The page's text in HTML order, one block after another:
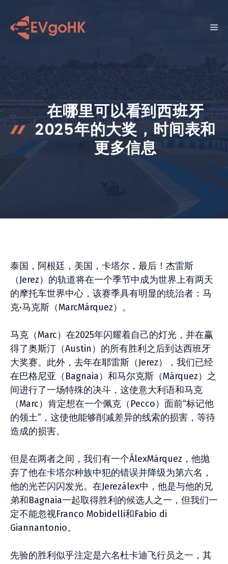
菜
在哪里可以看到西班牙
2025年的大奖，时间表和
更多信息
泰国，阿根廷，美国，卡塔尔，最后！杰雷斯
（Jerez）的轨道将在一个季节中成为世界上有两天
的摩托车世界中心，该赛季具有明显的统治者：马
克·马克斯（MarcMárquez）。
马克（Marc）在2025年闪耀着自己的灯光，并在赢
得了奥斯汀（Austin）的所有胜利之后到达西班牙
大奖赛。此外，去年在耶雷斯（Jerez），我们已经
在巴格尼亚（Bagnaia）和马尔克斯（Márquez）之
间进行了一场特殊的决斗，这使意大利语和马克
（Marc）肯定想在一个佩克（Pecco）面前“标记他
的领土”，这使他能够削减差异的线索的损害，等待
造成的损害。
但是在两者之间，我们有一个ÁlexMárquez，他抛
弃了他在卡塔尔种族中犯的错误并降级为第六名，
他的光芒闪闪发光。在Jerezálex中，他是与他的兄
弟和Bagnaia一起取得胜利的候选人之一，但我们一
定不能忽视Franco Mobidelli和Fabio di
Giannantonio。
先验的胜利似乎注定是六名杜卡迪飞行员之一，其